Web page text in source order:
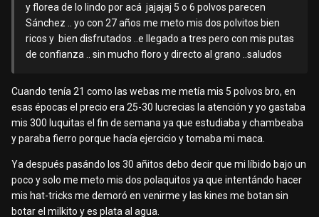
y florea de lo lindo por acá jajajaj 5 o 6 polvos parecen
Sánchez .. yo con 27 años me meto mis dos polvitos bien
ricos y bien disfrutados ..e llegado a tres pero con mis putas
de confianza .. sin mucho floro y directo al grano ..saludos
Cuando tenía 21 como las webas me metía mis 5 polvos bro, en
esas épocas el precio era 25-30 lucrecias la atención y yo gastaba
mis 300 luquitas el fin de semana ya que estudiaba y chambeaba
y paraba fierro porque hacía ejercicio y tomaba mi maca.
Ya después pasándo los 30 añitos debo decir que mi líbido bajo un
poco y solo me meto mis dos polaquitos ya que intentándo hacer
mis hat-tricks me demoró en venirme y las kines me botan sin
botar el milkito y es plata al agua.